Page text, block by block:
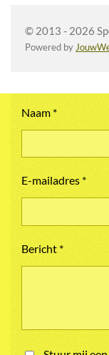
© 2013 - 2026
Powered by
Naam *
E-mailadres *
Bericht *